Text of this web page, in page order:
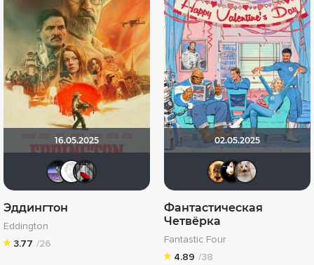
16.05.2025
Доктор Верховцев
Мышь Белая
Эддингтон
Eddington
3.77 /26
02.05.2025
Фантастическая
Четвёрка
Fantastic Four
4.89 /38